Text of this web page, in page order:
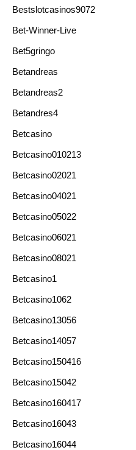
Bestslotcasinos9072
Bet-Winner-Live
Bet5gringo
Betandreas
Betandreas2
Betandres4
Betcasino
Betcasino010213
Betcasino02021
Betcasino04021
Betcasino05022
Betcasino06021
Betcasino08021
Betcasino1
Betcasino1062
Betcasino13056
Betcasino14057
Betcasino150416
Betcasino15042
Betcasino160417
Betcasino16043
Betcasino16044